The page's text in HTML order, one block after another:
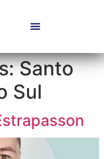
Santo
Sul